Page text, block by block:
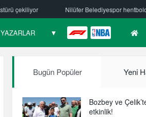
Nilüfer Belediyespor hentbolde ayrılık
YAZARLAR ▼ F1 NBA
Bugün Popüler Yeni
Bozbey ve
etkinlik!